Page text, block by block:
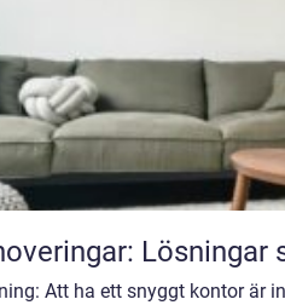
Lösningar
Att ha ett snyggt kontor är